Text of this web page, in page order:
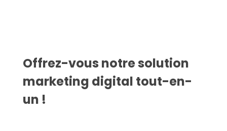
Offrez-vous notre solution
marketing digital tout-en-
un !